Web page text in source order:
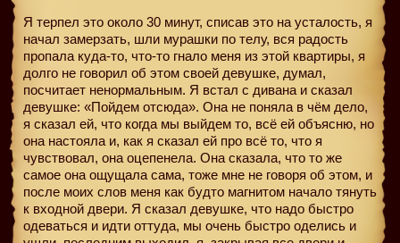
Я терпел это около 30 минут, списав это на усталость, я
начал замерзать, шли мурашки по телу, вся радость
пропала куда-то, что-то гнало меня из этой квартиры, я
долго не говорил об этом своей девушке, думал,
посчитает ненормальным. Я встал с дивана и сказал
девушке: «Пойдем отсюда». Она не поняла в чём дело,
я сказал ей, что когда мы выйдем то, всё ей объясню, но
она настояла и, как я сказал ей про всё то, что я
чувствовал, она оцепенела. Она сказала, что то же
самое она ощущала сама, тоже мне не говоря об этом, и
после моих слов меня как будто магнитом начало тянуть
к входной двери. Я сказал девушке, что надо быстро
одеваться и идти оттуда, мы очень быстро оделись и